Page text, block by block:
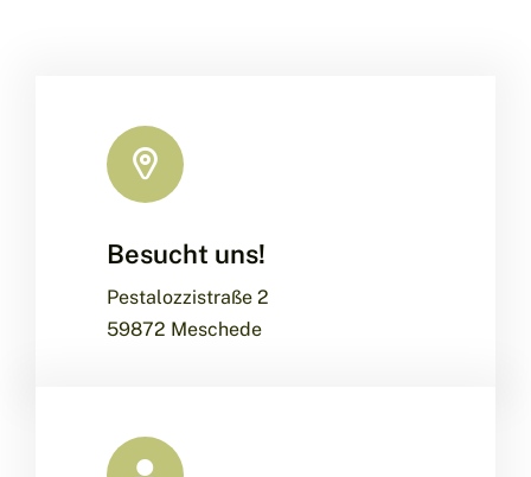
Besucht uns!
Pestalozzistraße 2
59872 Meschede